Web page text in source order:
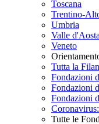
Toscana
Trentino-
Umbria
Valle d'Aosta
Veneto
Tutta la
Fondazioni
Fondazioni
Fondazioni
Tutte le